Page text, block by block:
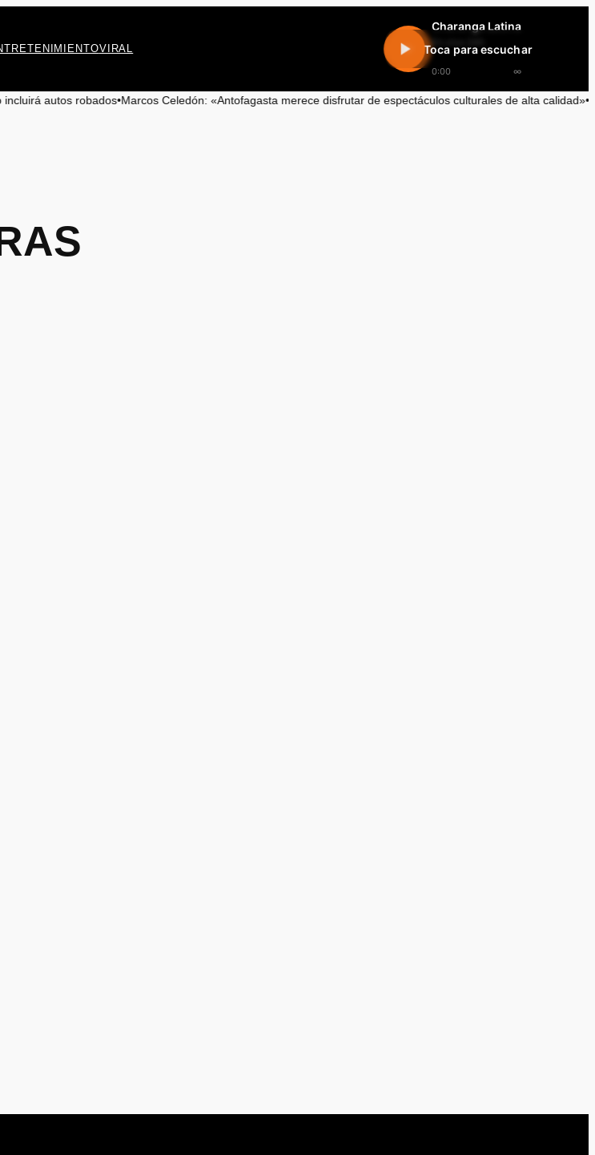
VIRAL
Charanga Latina
En vivo 24h
0:00 ∞
Toca para escuchar
•Marcos Celedón: «Antofagasta merece disfrutar de espectáculos culturales de alta calidad»•Optimismo por